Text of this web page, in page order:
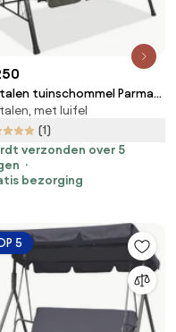
tuinschommel Parma
Point grijs
met luifel
(1)
verzonden over 5
bezorging
5